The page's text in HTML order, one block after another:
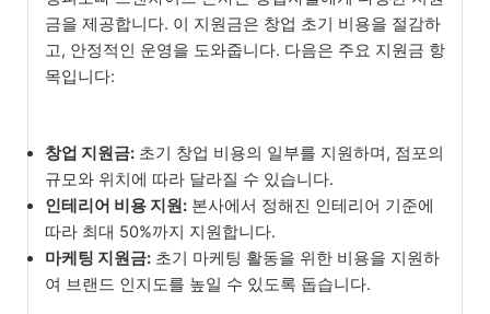
금을 제공합니다. 이 지원금은 창업 초기 비용을 절감하
고, 안정적인 운영을 도와줍니다. 다음은 주요 지원금 항
목입니다:
창업 지원금: 초기 창업 비용의 일부를 지원하며, 점포의
규모와 위치에 따라 달라질 수 있습니다.
인테리어 비용 지원: 본사에서 정해진 인테리어 기준에
따라 최대 50%까지 지원합니다.
마케팅 지원금: 초기 마케팅 활동을 위한 비용을 지원하
여 브랜드 인지도를 높일 수 있도록 돕습니다.